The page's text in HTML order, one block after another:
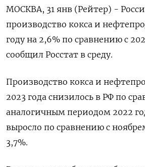
МОСКВА, 31 янв (Рейтер) -
производство кокса и
году на 2,6% по сравнению с
сообщил Росстат в среду.
Производство кокса и
2023 года снизилось в РФ по
аналогичным периодом 2022
выросло по сравнению с
3,7%.